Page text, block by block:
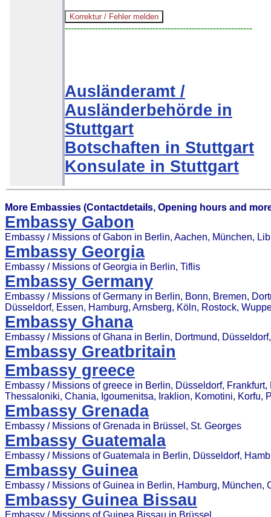
--------------------------------------------------------------
Ausländeramt /
Ausländerbehörde in
Stuttgart
Botschaften in Stuttgart
Konsulate in Stuttgart
More Embassies (Contactdetails, Opening hours and
Embassy Gabon
Embassy / Missions of Gabon in Berlin, Aachen, München,
Embassy Georgia
Embassy / Missions of Georgia in Berlin, Tiflis
Embassy Germany
Embassy / Missions of Germany in Berlin, Bonn, Bremen,
Düsseldorf, Essen, Hamburg, Arnsberg, Köln, Rostock,
Embassy Ghana
Embassy / Missions of Ghana in Berlin, Dortmund,
Embassy Greatbritain
Embassy greece
Embassy / Missions of greece in Berlin, Düsseldorf,
Thessaloniki, Chania, Igoumenitsa, Iraklion, Komotini, Korfu,
Embassy Grenada
Embassy / Missions of Grenada in Brüssel, St. Georges
Embassy Guatemala
Embassy / Missions of Guatemala in Berlin, Düsseldorf,
Embassy Guinea
Embassy / Missions of Guinea in Berlin, Hamburg, München,
Embassy Guinea Bissau
Embassy / Missions of Guinea Bissau in Brüssel